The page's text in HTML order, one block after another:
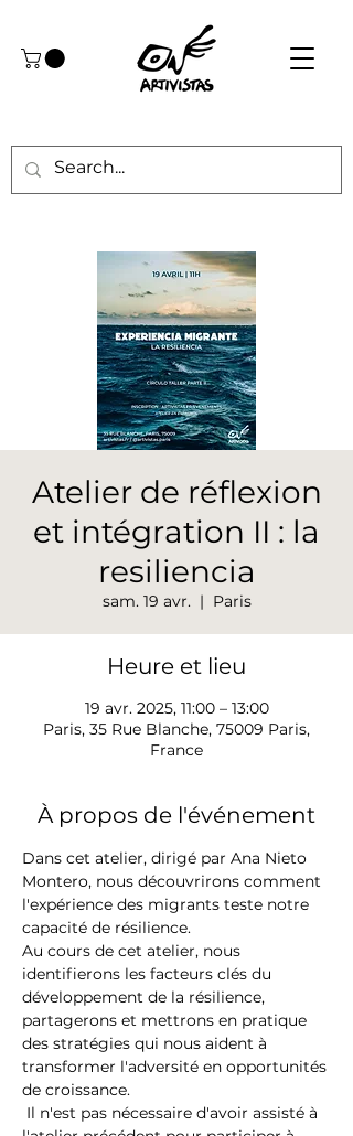
Atelier de réflexion
et intégration II : la
resiliencia
sam. 19 avr.
  |
Paris
Heure et lieu
19 avr. 2025, 11:00 – 13:00
Paris, 35 Rue Blanche, 75009 Paris,
France
À propos de l'événement
Dans cet atelier, dirigé par Ana Nieto
Montero, nous découvrirons comment
l'expérience des migrants teste notre
capacité de résilience.
Au cours de cet atelier, nous
identifierons les facteurs clés du
développement de la résilience,
partagerons et mettrons en pratique
des stratégies qui nous aident à
transformer l'adversité en opportunités
de croissance.
Il n'est pas nécessaire d'avoir assisté à